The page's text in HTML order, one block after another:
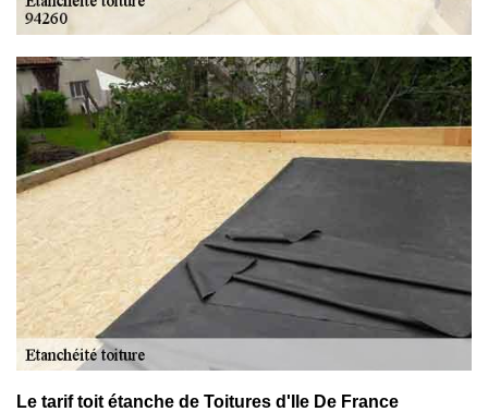
Le tarif toit étanche de Toitures d'Ile De France